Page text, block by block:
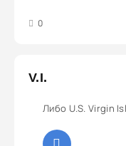
0
V.I.
Либо U.S. Virgin